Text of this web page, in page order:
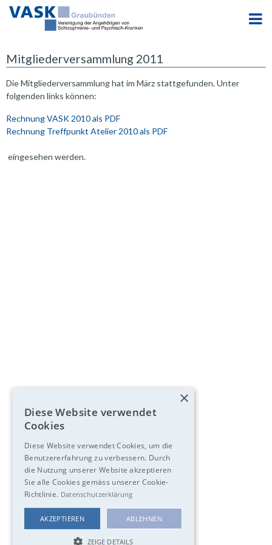
Mitgliederversammlung 2011
Die Mitgliederversammlung hat im März stattgefunden. Unter
folgenden links können:
Rechnung VASK 2010als PDF
Rechnung Treffpunkt Atelier 2010 als PDF
eingesehen werden.
×
Diese Website verwendet
Cookies
Diese Website verwendet Cookies, um die
Benutzererfahrung zu verbessern. Durch
die Nutzung unserer Website akzeptieren
Sie alle Cookies gemäss unserer Cookie-
Richtlinie. Datenschutzerklärung
AKZEPTIEREN ABLEHNEN
ZEIGE DETAILS